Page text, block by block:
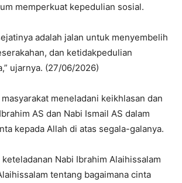
memperkuat kepedulian sosial.
adalah jalan untuk menyembelih
dan ketidakpedulian
ujarnya. (27/06/2026)
meneladani keikhlasan dan
AS dan Nabi Ismail AS dalam
kepada Allah di atas segala-galanya.
Nabi Ibrahim Alaihissalam
tentang bagaimana cinta